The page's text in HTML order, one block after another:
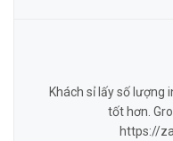
Khách sỉ lấy số lượng
tốt hơn.
https://